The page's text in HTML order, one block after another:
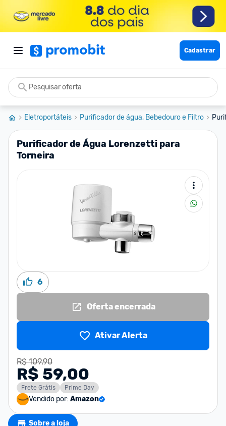
Cadastrar
Eletroportáteis Purificador de água, Bebedouro e Filtro
Purificador de Água Lorenzetti para
Torneira
6
Oferta encerrada
Ativar Alerta
R$ 109,90
R$ 59,00
Frete Grátis Prime Day
Vendido por: Amazon
Sobre a loja